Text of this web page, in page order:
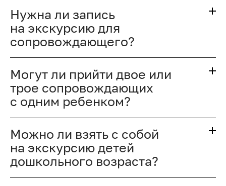
Нужна ли запись
на экскурсию для
сопровождающего?
Могут ли прийти двое или
трое сопровождающих
с одним ребенком?
Можно ли взять с собой
на экскурсию детей
дошкольного возраста?